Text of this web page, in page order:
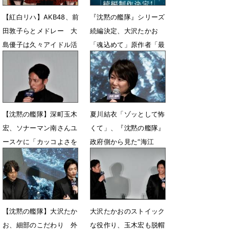
【紅白リハ】AKB48、前
田敦子らとメドレー 大
島優子は久々アイドル活
12月29日 18時24分
『沈黙の艦隊』シリーズ
続編決定、大沢たかお
「魂込めて」原作者「最
後まで描いてほしい」
2月20日 18時00分
【沈黙の艦隊】深町玉木
宏、ソナーマン南さんユ
ースケに「カッコよさを
感じた」
2月19日 14時13分
夏川結衣「ゾッとして怖
くて」、『沈黙の艦隊』
政府側から見た“海江
2月16日 11時00分
【沈黙の艦隊】大沢たか
お、細部のこだわり 外
大沢たかおのストイック
な役作り、玉木宏も脱帽